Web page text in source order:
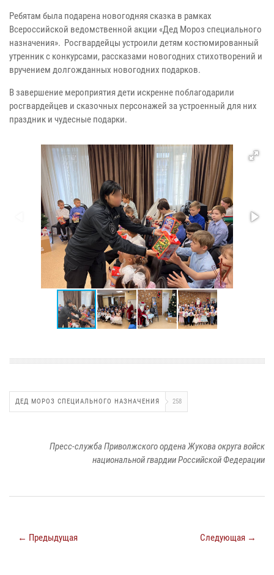
Ребятам была подарена новогодняя сказка в рамках
Всероссийской ведомственной акции «Дед Мороз специального
назначения». Росгвардейцы устроили детям костюмированный
утренник с конкурсами, рассказами новогодних стихотворений и
вручением долгожданных новогодних подарков.
В завершение мероприятия дети искренне поблагодарили
росгвардейцев и сказочных персонажей за устроенный для них
праздник и чудесные подарки.
ДЕД МОРОЗ СПЕЦИАЛЬНОГО НАЗНАЧЕНИЯ 258
Пресс-служба Приволжского ордена Жукова округа войск
национальной гвардии Российской Федерации
← Предыдущая Следующая →